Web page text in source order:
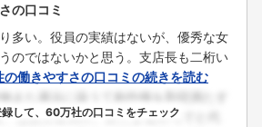
の口コミ
多い。役員の実績はないが、優秀な女
のではないかと思う。支店長も二桁い
の働きやすさの口コミの続きを読む
録して、60万社の口コミをチェック